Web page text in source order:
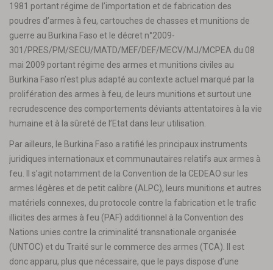
1981 portant régime de l’importation et de fabrication des
poudres d’armes à feu, cartouches de chasses et munitions de
guerre au Burkina Faso et le décret n°2009-
301/PRES/PM/SECU/MATD/MEF/DEF/MECV/MJ/MCPEA du 08
mai 2009 portant régime des armes et munitions civiles au
Burkina Faso n’est plus adapté au contexte actuel marqué par la
prolifération des armes à feu, de leurs munitions et surtout une
recrudescence des comportements déviants attentatoires à la vie
humaine et à la sûreté de l’Etat dans leur utilisation.
Par ailleurs, le Burkina Faso a ratifié les principaux instruments
juridiques internationaux et communautaires relatifs aux armes à
feu. Il s’agit notamment de la Convention de la CEDEAO sur les
armes légères et de petit calibre (ALPC), leurs munitions et autres
matériels connexes, du protocole contre la fabrication et le trafic
illicites des armes à feu (PAF) additionnel à la Convention des
Nations unies contre la criminalité transnationale organisée
(UNTOC) et du Traité sur le commerce des armes (TCA). Il est
donc apparu, plus que nécessaire, que le pays dispose d’une